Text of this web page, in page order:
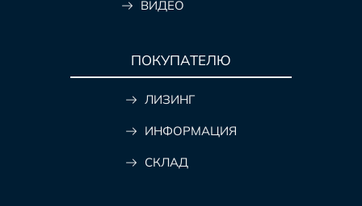
ВИДЕО
ПОКУПАТЕЛЮ
ЛИЗИНГ
ИНФОРМАЦИЯ
СКЛАД